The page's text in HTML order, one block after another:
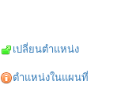
เปลี่ยนตำแหน่ง
ตำแหน่งในแผนที่